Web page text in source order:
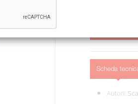
Scheda
Autori: